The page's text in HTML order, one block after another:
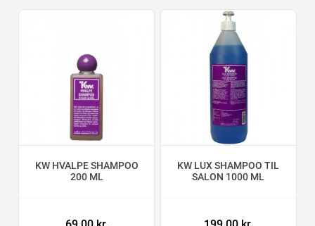
KW HVALPE SHAMPOO
200 ML
KW LUX SHAMPOO TIL
SALON 1000 ML